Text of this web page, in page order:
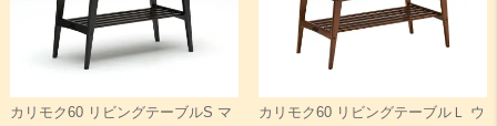
カリモク60 リビングテーブルS マ
カリモク60 リビングテーブルＬ ウ